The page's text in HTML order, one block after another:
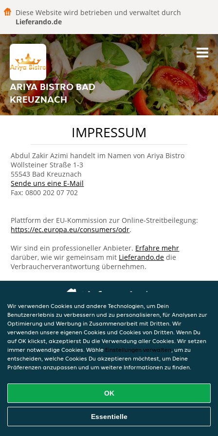
Diese Website wird betrieben und verwaltet durch
Lieferando.de
ARIYA BISTRO BAD
KREUZNACH
IMPRESSUM
Abdul Zakir Azimi handelt im Namen von Ariya Bistro
Wöllsteiner Straße 1-3
55543 Bad Kreuznach
Sende uns eine E-Mail
Fax: 0800 202 07 702
Plattform der EU-Kommission zur Online-Streitbeilegung:
https://ec.europa.eu/consumers/odr.
Wir sind ein professioneller Anbieter. Erfahre mehr
darüber, wie wir gemeinsam mit Lieferando.de die
Verbraucherverantwortung übernehmen.
Wir verwenden Cookies und andere Technologien, um Dein
Benutzererlebnis zu verbessern und zu personalisieren, für Analysen zur
Optimierung und Werbung in Zusammenarbeit mit Dritten. Wir
verwenden unsere eigenen Cookies und Cookies von Dritten. Wenn Du
auf OK klickst, akzeptierst Du die Verwendung aller Cookies. Wir setzen
immer notwendige Cookies. Wähle Einstellungen verwalten, um zu
entscheiden, welche Cookies Du akzeptieren möchtest, um Deine
Präferenzen anzupassen und um weitere Informationen zu finden.
OK
Essentielle